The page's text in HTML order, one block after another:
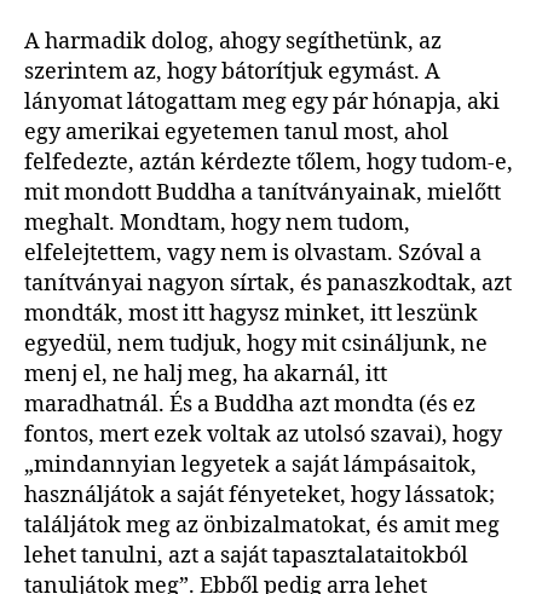
A harmadik dolog, ahogy segíthetünk, az
szerintem az, hogy bátorítjuk egymást. A
lányomat látogattam meg egy pár hónapja, aki
egy amerikai egyetemen tanul most, ahol
felfedezte, aztán kérdezte tőlem, hogy tudom-e,
mit mondott Buddha a tanítványainak, mielőtt
meghalt. Mondtam, hogy nem tudom,
elfelejtettem, vagy nem is olvastam. Szóval a
tanítványai nagyon sírtak, és panaszkodtak, azt
mondták, most itt hagysz minket, itt leszünk
egyedül, nem tudjuk, hogy mit csináljunk, ne
menj el, ne halj meg, ha akarnál, itt
maradhatnál. És a Buddha azt mondta (és ez
fontos, mert ezek voltak az utolsó szavai), hogy
„mindannyian legyetek a saját lámpásaitok,
használjátok a saját fényeteket, hogy lássatok;
találjátok meg az önbizalmatokat, és amit meg
lehet tanulni, azt a saját tapasztalataitokból
tanuljátok meg”. Ebből pedig arra lehet